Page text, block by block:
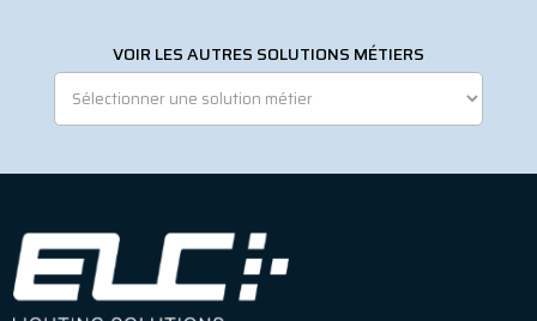
VOIR LES AUTRES SOLUTIONS MÉTIERS